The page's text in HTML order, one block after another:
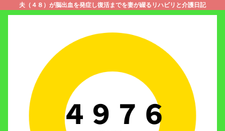
夫（４８）が脳出血を発症し復活までを妻が綴るリハビリと介護日記